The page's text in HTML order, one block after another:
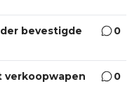
bevestigde
0
verkoopwapen
0